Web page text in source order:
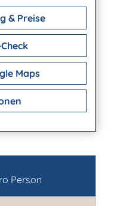
& Preise
Maps
Person